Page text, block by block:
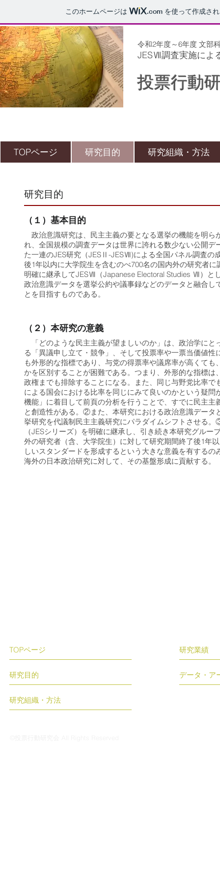
このホームページは .com を使って作成さ
令和2年度～6年度 文部
JESⅦ調査実施によ
投票行動
TOPページ 研究目的 研究組織・方法
研究目的
​（１）基本目的
政治意識研究は、民主主義の要となる選挙の機能を明
れ、全国規模の調査データは世界に誇れる数少ない公開
た一連のJES研究（JESⅡ-JESⅦ)による全国パネル調査の
後1年以内に大学院生を含むのべ700名の国内外の研究者
明確に継承してJESⅦ（Japanese Electoral Studies Ⅶ）と
政治意識データを選挙公約や議事録などのデータと融合
とを目指すものである。
（２）本研究の意義
「どのような民主主義が望ましいのか」は、政治学に
る「異議申し立て・競争」、そして投票率や一票当価値
も外形的な指標であり、与党の得票率や議席率が高くて
かを区別することが困難である。つまり、外形的な指標
政権までも排除することになる。また、同じ与野党比率
による国会における比率を同じにみて良いのかという疑
機能」に着目して前頁の分析を行うことで、すでに民主
と創造性がある。②また、本研究における政治意識デー
挙研究を代議制民主主義研究にパラダイムシフトさせる
（JESシリーズ）を明確に継承し、引き続き本研究グル
外の研究者（含、大学院生）に対して研究期間終了後1年
しいスタンダードを形成するという大きな意義を有する
海外の日本政治研究に対して、その基盤形成に貢献する。
研究目的
研究業績
TOPページ
研究組織・方法
データ・ア